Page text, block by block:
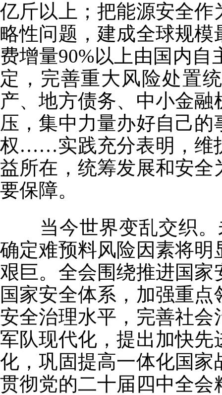
亿斤以上；把能源安全
略性问题，建成全球规
费增量90%以上由国内
定，完善重大风险处置
产、地方债务、中小金
压，集中力量办好自己
权……实践充分表明，维
益所在，统筹发展和安
要保障。
当今世界变乱交织。
确定难预料风险因素将
艰巨。全会围绕推进国
国家安全体系，加强重
安全治理水平，完善社
军队现代化，提出加快
化，巩固提高一体化国
贯彻党的二十届四中全